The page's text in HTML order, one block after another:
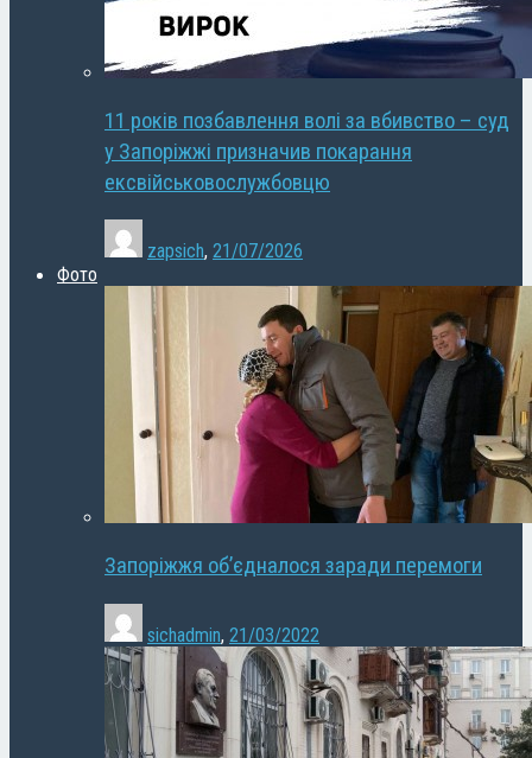
11 років позбавлення волі за вбивство – суд
у Запоріжжі призначив покарання
ексвійськовослужбовцю
zapsich, 21/07/2026
Фото
Запоріжжя об’єдналося заради перемоги
sichadmin, 21/03/2022